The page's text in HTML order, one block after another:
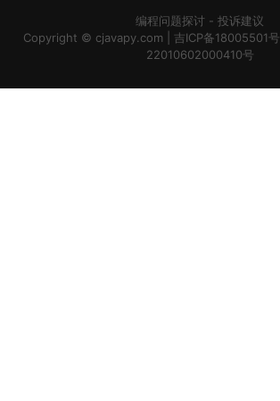
编程问题探讨 - 投诉建议
Copyright © cjavapy.com 吉ICP备18005501
22010602000410号